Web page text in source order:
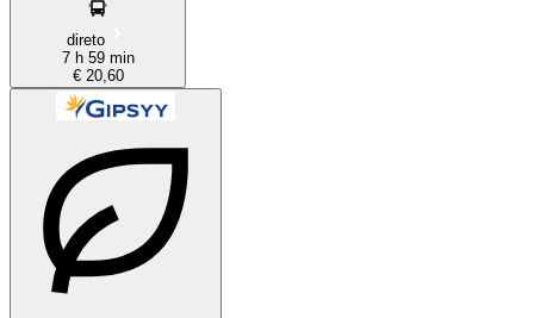
direto
7 h 59 min
€ 20,60